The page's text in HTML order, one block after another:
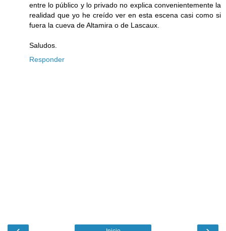
entre lo público y lo privado no explica convenientemente la
realidad que yo he creído ver en esta escena casi como si
fuera la cueva de Altamira o de Lascaux.
Saludos.
Responder